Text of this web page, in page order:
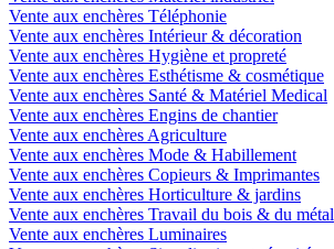
Vente aux enchères Téléphonie
Vente aux enchères Intérieur & décoration
Vente aux enchères Hygiène et propreté
Vente aux enchères Esthétisme & cosmétique
Vente aux enchères Santé & Matériel Medical
Vente aux enchères Engins de chantier
Vente aux enchères Agriculture
Vente aux enchères Mode & Habillement
Vente aux enchères Copieurs & Imprimantes
Vente aux enchères Horticulture & jardins
Vente aux enchères Travail du bois & du métal
Vente aux enchères Luminaires